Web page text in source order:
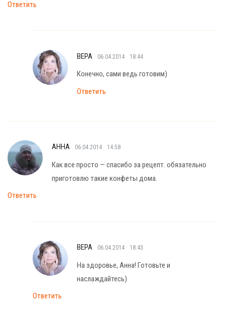
Ответить
ВЕРА 06.04.2014 18:44
Конечно, сами ведь готовим)
Ответить
АННА 06.04.2014 14:58
Как все просто — спасибо за рецепт. обязательно
приготовлю такие конфеты дома.
Ответить
ВЕРА 06.04.2014 18:43
На здоровье, Анна! Готовьте и
наслаждайтесь)
Ответить